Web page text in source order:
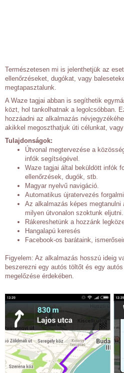
Természetesen mi is jelenthetjük az
ellenőrzéseket, dugókat, vagy
megtapasztalunk.
A Waze tagjai abban is segíthetik
közt, hol tankolhatnak a legolcsóbban.
hozzáadni az alkalmazás
akikkel megoszthatjuk úti célunkat,
Tulajdonságok:
Útvonal megtervezése a
infók segítségével.
Waze tagjai által beküldött infók
ellenőrzések, dugók, stb.
Magyar nyelvű navigáció.
Automatikus újratervezés
Az alkalmazás képes
milyen útvonalon szoktunk eljutni.
Rákereshetünk a hozzánk
Hangalapú keresés
Facebook-os barátaink,
Figyelem: Az alkalmazás hosszú ideig
beszerezni egy autós töltőt és egy
megelőzése érdekében.